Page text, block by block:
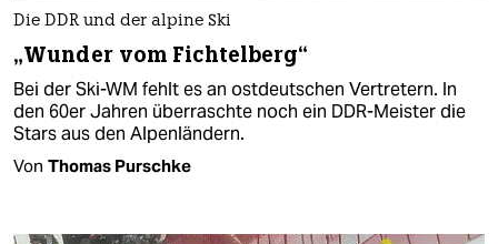
Die DDR und der alpine Ski
„Wunder vom Fichtelberg“
Bei der Ski-WM fehlt es an ostdeutschen Vertretern. In
den 60er Jahren überraschte noch ein DDR-Meister die
Stars aus den Alpenländern.
Von Thomas Purschke